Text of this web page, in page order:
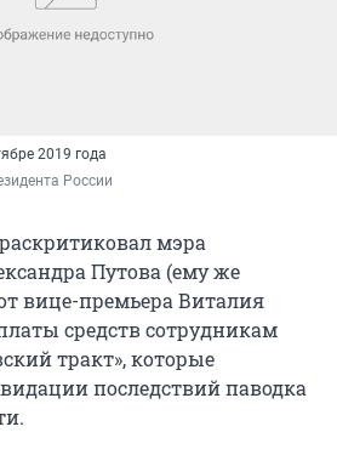
2019 года
России
мэра
Путова (ему же
вице-премьера Виталия
средств сотрудникам
тракт», которые
последствий паводка